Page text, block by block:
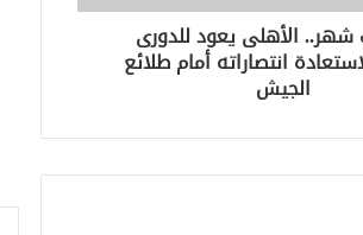
شهر.. الأهلى يعود للدورى
انتصاراته أمام طلائع
الجيش